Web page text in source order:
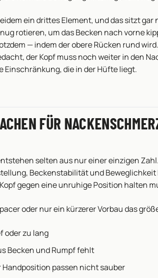
ein drittes Element, und das sitzt gar
rotieren, um das Becken nach vorne
— indem der obere Rücken rund
der Kopf muss noch weiter in den
Einschränkung, die in der Hüfte liegt.
FÜR
selten aus nur einer einzigen
Beckenstabilität und
gegen eine unruhige Position halten
oder nur ein kürzerer Vorbau das
oder zu lang
Becken und Rumpf fehlt
Handposition passen nicht sauber